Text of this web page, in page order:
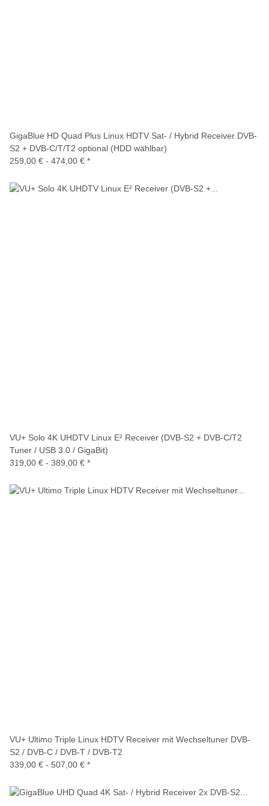
GigaBlue HD Quad Plus Linux HDTV Sat- / Hybrid Receiver DVB-
S2 + DVB-C/T/T2 optional (HDD wählbar)
259,00 € - 474,00 € *
VU+ Solo 4K UHDTV Linux E² Receiver (DVB-S2 + DVB-C/T2
Tuner / USB 3.0 / GigaBit)
319,00 € - 389,00 € *
VU+ Ultimo Triple Linux HDTV Receiver mit Wechseltuner DVB-
S2 / DVB-C / DVB-T / DVB-T2
339,00 € - 507,00 € *